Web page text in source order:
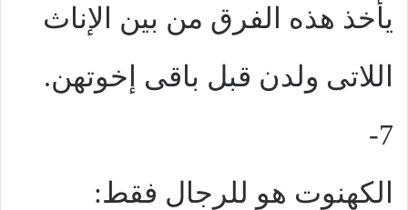
يأخذ هذه الفرق من بين الإناث
اللاتى ولدن قبل باقى إخوتهن.
7-
الكهنوت هو للرجال فقط: